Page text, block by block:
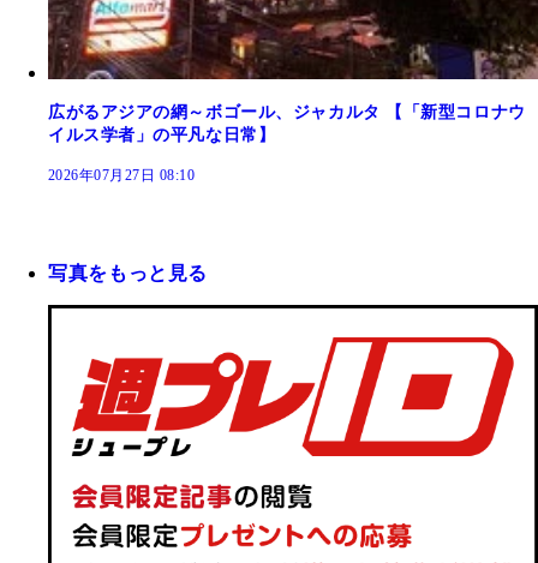
広がるアジアの網～ボゴール、ジャカルタ 【「新型コロナウ
イルス学者」の平凡な日常】
2026年07月27日 08:10
写真をもっと見る